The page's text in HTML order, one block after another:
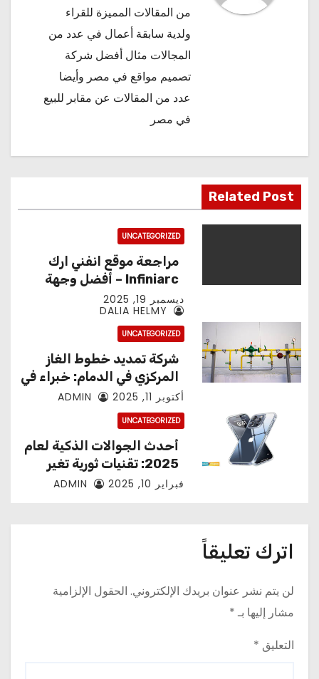
من المقالات المميزة للقراء
ولدية سابقة أعمال في عدد من
المجالات مثال أفضل شركة
تصميم مواقع في مصر وأيضا
عدد من المقالات عن مقابر للبيع
في مصر
Related Post
UNCATEGORIZED
مراجعة موقع انفني ارك
Infiniarc – أفضل وجهة
لتجميعات الحواسيب
والألعاب
ديسمبر 19, 2025
UNCATEGORIZED
شركة تمديد خطوط الغاز
المركزي في الدمام: خبراء في
خدمات الغاز الطبيعي
أكتوبر 11, 2025
UNCATEGORIZED
أحدث الجوالات الذكية لعام
2025: تقنيات ثورية تغير
مفهوم الهواتف
فبراير 10, 2025
اترك تعليقاً
لن يتم نشر عنوان بريدك الإلكتروني. الحقول الإلزامية
مشار إليها بـ*
التعليق *